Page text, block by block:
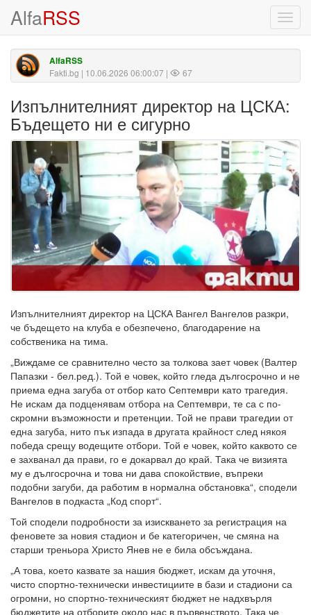
AlfaRSS
AlfaRSS
Fakti.bg | 10.06.2026 06:00:07 | 67
Изпълнителният директор на ЦСКА:
Бъдещето ни е сигурно
Изпълнителният директор на ЦСКА Вангел Вангелов разкри,
че бъдещето на клуба е обезпечено, благодарение на
собственика на тима.
„Виждаме се сравнително често за толкова зает човек (Валтер
Папазки - бел.ред.). Той е човек, който гледа дългосрочно и не
приема една загуба от отбор като Септември като трагедия.
Не искам да подценявам отбора на Септември, те са с по-
скромни възможности и претенции. Той не прави трагедии от
една загуба, нито пък изпада в другата крайност след някоя
победа срещу водещите отбори. Той е човек, който каквото се
е захванал да прави, го е докарвал до край. Така че визията
му е дългосрочна и това ни дава спокойствие, въпреки
подобни загуби, да работим в нормална обстановка“, сподели
Вангелов в подкаста „Код спорт“.
Той сподели подробности за изискването за регистрация на
феновете за новия стадион и бе категоричен, че смяна на
старши треньора Христо Янев не е била обсъждана.
„А това, което казвате за нашия бюджет, искам да уточня,
чисто спортно-технически инвестициите в бази и стадиони са
огромни, но спортно-техническият бюджет не надхвърля
бюджетите на отборите около нас в първенството. Така че